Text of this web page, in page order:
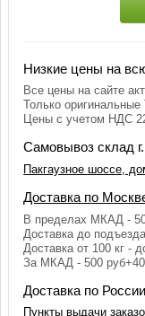
Низкие цены на
Все цены на сайте
Только
Цены с учетом НДС
Самовывоз склад
Пакгаузное шоссе,
Доставка по
В пределах МКАД -
Доставка до подъезда.
Доставка от 100 кг -
За МКАД - 500
Доставка по России
Пункты выдачи